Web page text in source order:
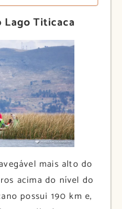
Lago Titicaca
mais alto do
acima do nível do
possui 190 km e,